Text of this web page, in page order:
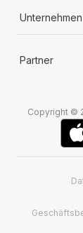
Unternehmen
Partner
Copyright ©